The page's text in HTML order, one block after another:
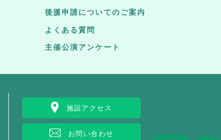
後援申請についてのご案内
よくある質問
主催公演アンケート
施設アクセス
お問い合わせ